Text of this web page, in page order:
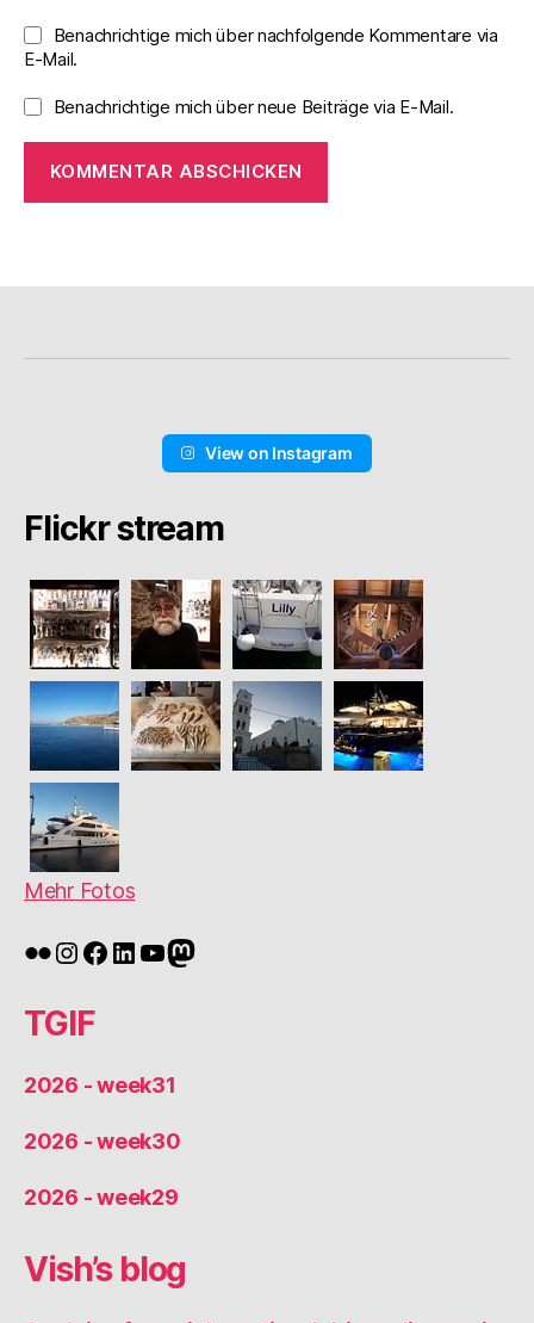
Benachrichtige mich über nachfolgende Kommentare via
E-Mail.
Benachrichtige mich über neue Beiträge via E-Mail.
View on Instagram
Flickr stream
Mehr Fotos
Flickr
Instagram
Facebook
LinkedIn
YouTube
Mastodon
TGIF
2026 - week31
2026 - week30
2026 - week29
Vish’s blog